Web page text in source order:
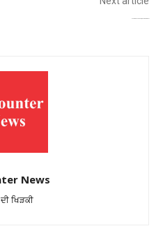
News
ਖਿੜਕੀ